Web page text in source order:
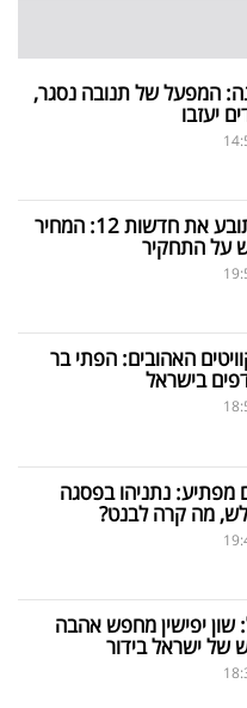
36 שנה: המפעל של תנובה נסגר,
יעזבו
ראש העיר תובע את חדשות 12: המחיר
על התחקיר
האהובים: הפתי בר
בישראל
מפתיע: נתניהו בפסגה
מה קרה לבנט?
שון יפישין מחפש אהבה
של ישראל בידור